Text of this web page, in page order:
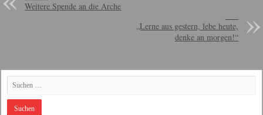
Weitere Spende an die Arche
„Lerne aus gestern, lebe heute,
denke an morgen!“